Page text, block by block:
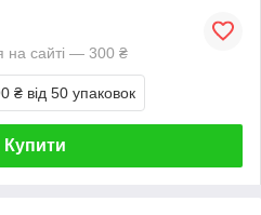
на сайті — 300 ₴
₴ від 50 упаковок
Купити